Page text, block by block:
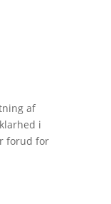
af
i
forud for